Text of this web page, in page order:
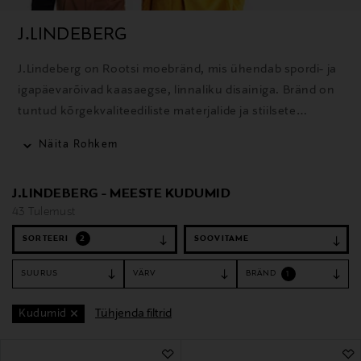
J.LINDEBERG
J.Lindeberg on Rootsi moebränd, mis ühendab spordi- ja
igapäevarõivad kaasaegse, linnaliku disainiga. Bränd on
tuntud kõrgekvaliteediliste materjalide ja stiilsete
Näita Rohkem
J.LINDEBERG - MEESTE KUDUMID
43 Tulemust
SORTEERI 2
SUURUS VÄRV BRÄND
Kudumid Tühjenda filtrid